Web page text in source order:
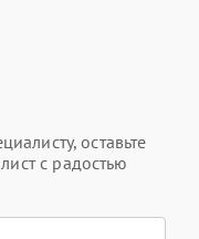
оставьте
с радостью